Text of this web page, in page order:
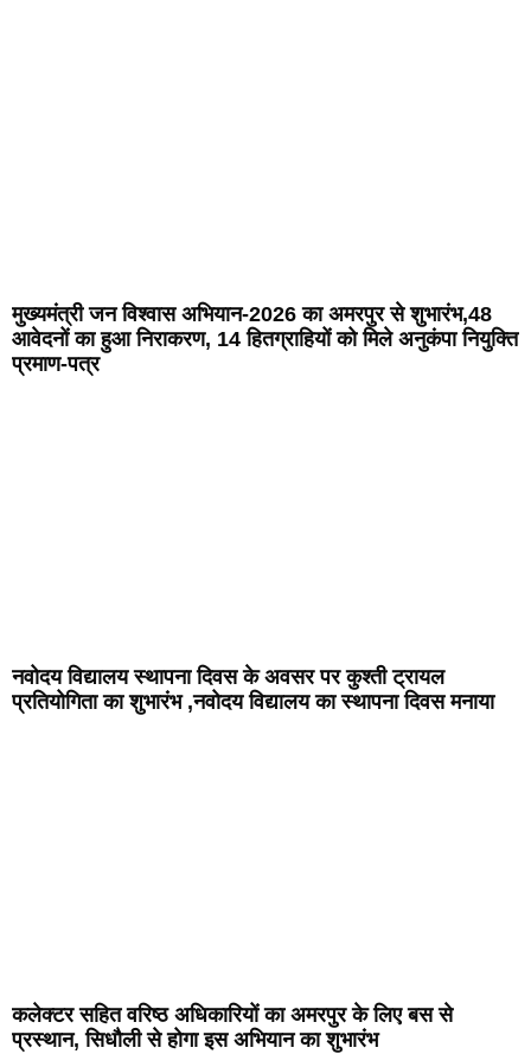
मुख्यमंत्री जन विश्वास अभियान-2026 का अमरपुर से शुभारंभ,48
आवेदनों का हुआ निराकरण, 14 हितग्राहियों को मिले अनुकंपा नियुक्ति
प्रमाण-पत्र
नवोदय विद्यालय स्थापना दिवस के अवसर पर कुश्ती ट्रायल
प्रतियोगिता का शुभारंभ ,नवोदय विद्यालय का स्थापना दिवस मनाया
कलेक्टर सहित वरिष्ठ अधिकारियों का अमरपुर के लिए बस से
प्रस्थान, सिधौली से होगा इस अभियान का शुभारंभ